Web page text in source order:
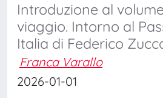
Introduzione al
viaggio. Intorno al
Italia di Federico
Franca Varallo
2026-01-01